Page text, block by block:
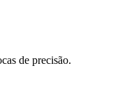
de precisão.